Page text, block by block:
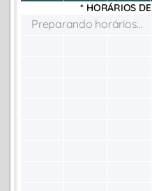
* HORÁRIOS DE
Preparando horários...